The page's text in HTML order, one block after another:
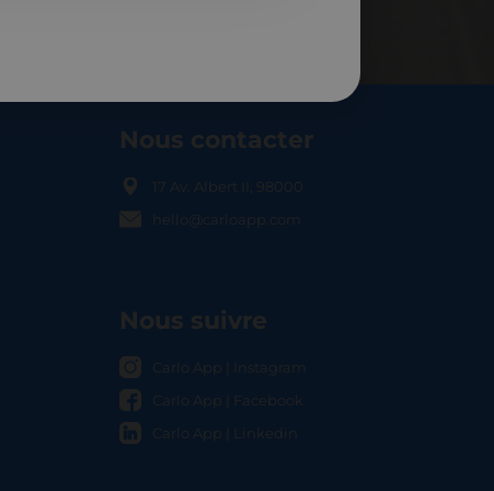
Nous contacter
17 Av. Albert II, 98000
hello@carloapp.com
Nous suivre
Carlo App | Instagram
Carlo App | Facebook
Carlo App | Linkedin